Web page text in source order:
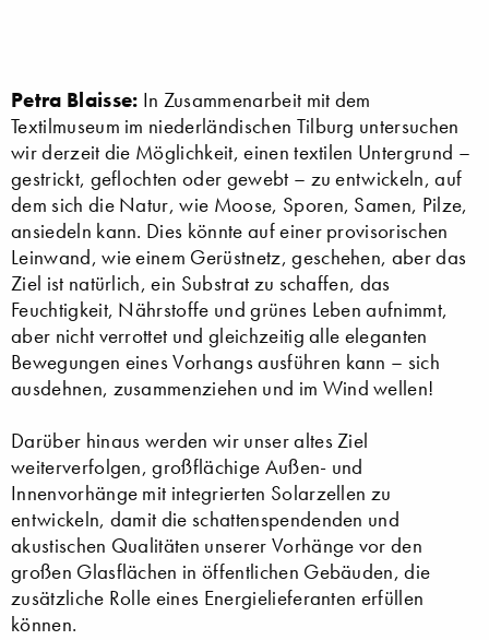
Petra Blaisse: In Zusammenarbeit mit dem
Textilmuseum im niederländischen Tilburg untersuchen
wir derzeit die Möglichkeit, einen textilen Untergrund –
gestrickt, geflochten oder gewebt – zu entwickeln, auf
dem sich die Natur, wie Moose, Sporen, Samen, Pilze,
ansiedeln kann. Dies könnte auf einer provisorischen
Leinwand, wie einem Gerüstnetz, geschehen, aber das
Ziel ist natürlich, ein Substrat zu schaffen, das
Feuchtigkeit, Nährstoffe und grünes Leben aufnimmt,
aber nicht verrottet und gleichzeitig alle eleganten
Bewegungen eines Vorhangs ausführen kann – sich
ausdehnen, zusammenziehen und im Wind wellen!
Darüber hinaus werden wir unser altes Ziel
weiterverfolgen, großflächige Außen- und
Innenvorhänge mit integrierten Solarzellen zu
entwickeln, damit die schattenspendenden und
akustischen Qualitäten unserer Vorhänge vor den
großen Glasflächen in öffentlichen Gebäuden, die
zusätzliche Rolle eines Energielieferanten erfüllen
können.